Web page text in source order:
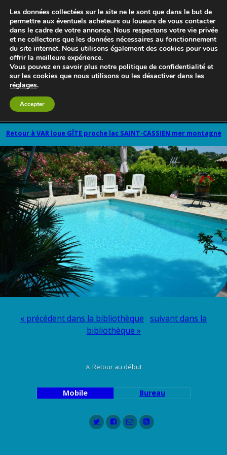
Retour à VAR loue GÎTE proche lac SAINT-CASSIEN mer montagne
« précédent dans la bibliothèque suivant dans la
bibliothèque »
Retour au début
Mobile Bureau
Les données collectées sur le site ne le sont que dans le but de
permettre aux éventuels acheteurs ou loueurs de vous contacter
dans le cadre de votre annonce. Nous respectons votre vie privée
et ne collectons que les données nécessaires au fonctionnement
du site internet. Nous utilisons également des cookies pour vous
offrir la meilleure expérience.
Vous pouvez en savoir plus notre politique de confidentialité et
sur les cookies que nous utilisons ou les désactiver dans les
réglages.
Accepter